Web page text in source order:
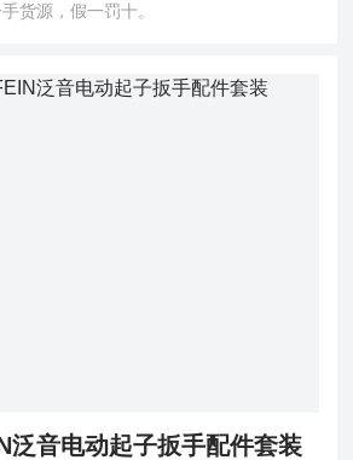
货源，假一罚十。
泛音电动起子扳手配件套装